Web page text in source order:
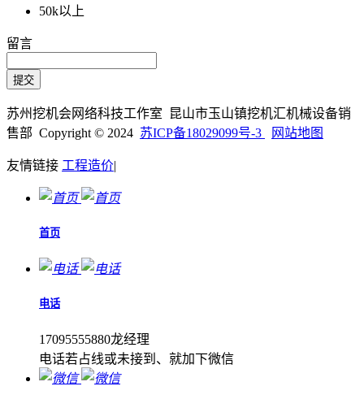
50k以上
留言
苏州挖机会网络科技工作室 昆山市玉山镇挖机汇机械设备销
售部 Copyright © 2024 苏ICP备18029099号-3 网站地图
友情链接 工程造价|
首页
电话
17095555880龙经理
电话若占线或未接到、就加下微信